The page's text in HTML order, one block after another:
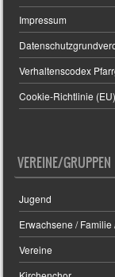
Impressum
Verhaltenscodex
Cookie-Richtlinie (EU)
VEREINE/GRUPPEN
Jugend
Erwachsene /
Vereine